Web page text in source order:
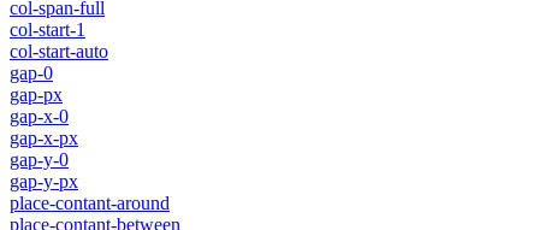
col-span-full
col-start-1
col-start-auto
gap-0
gap-px
gap-x-0
gap-x-px
gap-y-0
gap-y-px
place-contant-around
place-contant-between